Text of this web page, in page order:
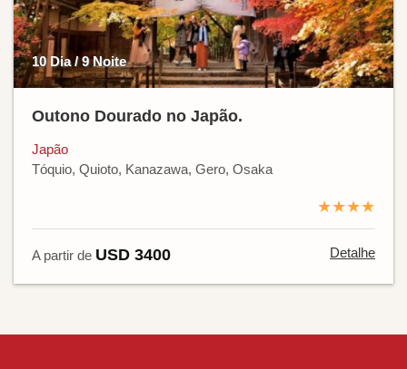
10 Dia / 9 Noite
Outono Dourado no Japão.
Japão
Tóquio, Quioto, Kanazawa, Gero, Osaka
★★★★
A partir de USD 3400 Detalhe